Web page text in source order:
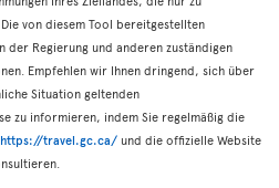
von diesem Tool bereitgestellten
Regierung und anderen zuständigen
Empfehlen wir Ihnen dringend, sich über
Situation geltenden
zu informieren, indem Sie regelmäßig die
https://travel.gc.ca/ und die offizielle Website